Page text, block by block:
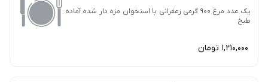
یک‌ عدد مرغ 900 گرمی زعفرانی با استخوان مزه دار شده آماده
طبخ
1,210,000 تومان